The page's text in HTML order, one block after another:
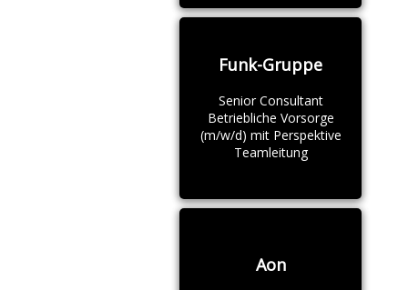
Funk-Gruppe
Senior Consultant
Betriebliche Vorsorge
(m/w/d) mit Perspektive
Teamleitung
Aon